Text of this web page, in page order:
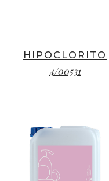
HIPOCLORITO
4/00531